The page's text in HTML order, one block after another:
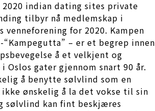
indian dating sites private
tilbyr nå medlemskap i
venneforening for 2020. Kampen
– er et begrep innen
å et velkjent og
gater gjennom snart 90 år.
å benytte sølvlind som en
ønskelig å la det vokse til sin
sølvlind kan fint beskjæres